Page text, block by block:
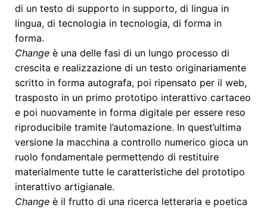
di un testo di supporto in supporto, di lingua in
lingua, di tecnologia in tecnologia, di forma in
forma.
Change è una delle fasi di un lungo processo di
crescita e realizzazione di un testo originariamente
scritto in forma autografa, poi ripensato per il web,
trasposto in un primo prototipo interattivo cartaceo
e poi nuovamente in forma digitale per essere reso
riproducibile tramite l’automazione. In quest’ultima
versione la macchina a controllo numerico gioca un
ruolo fondamentale permettendo di restituire
materialmente tutte le caratteristiche del prototipo
interattivo artigianale.
Change è il frutto di una ricerca letteraria e poetica